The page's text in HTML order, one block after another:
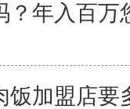
？年入百万
饭加盟店要